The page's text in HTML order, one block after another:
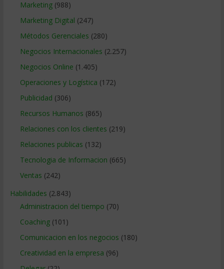
Marketing(988)
Marketing Digital (247)
Métodos Gerenciales (280)
Negocios Internacionales (2.257)
Negocios Online (1.405)
Operaciones y Logística (172)
Publicidad (306)
Recursos Humanos (865)
Relaciones con los clientes (219)
Relaciones publicas (132)
Tecnologia de Informacion (665)
Ventas (242)
Habilidades (2.843)
Administracion del tiempo (70)
Coaching(101)
Comunicacion en los negocios (180)
Creatividad en la empresa (96)